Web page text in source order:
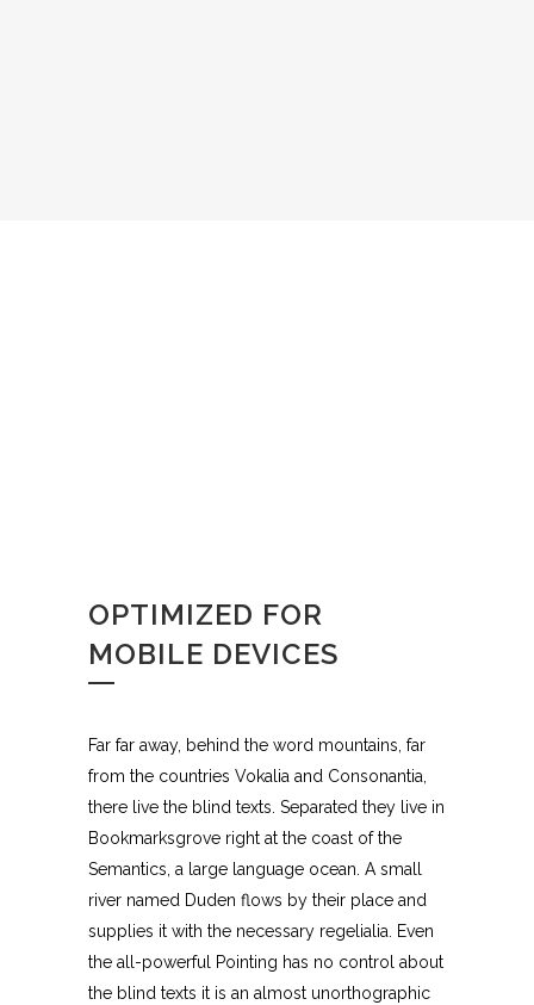
OPTIMIZED FOR
MOBILE DEVICES
Far far away, behind the word mountains, far
from the countries Vokalia and Consonantia,
there live the blind texts. Separated they live in
Bookmarksgrove right at the coast of the
Semantics, a large language ocean. A small
river named Duden flows by their place and
supplies it with the necessary regelialia. Even
the all-powerful Pointing has no control about
the blind texts it is an almost unorthographic